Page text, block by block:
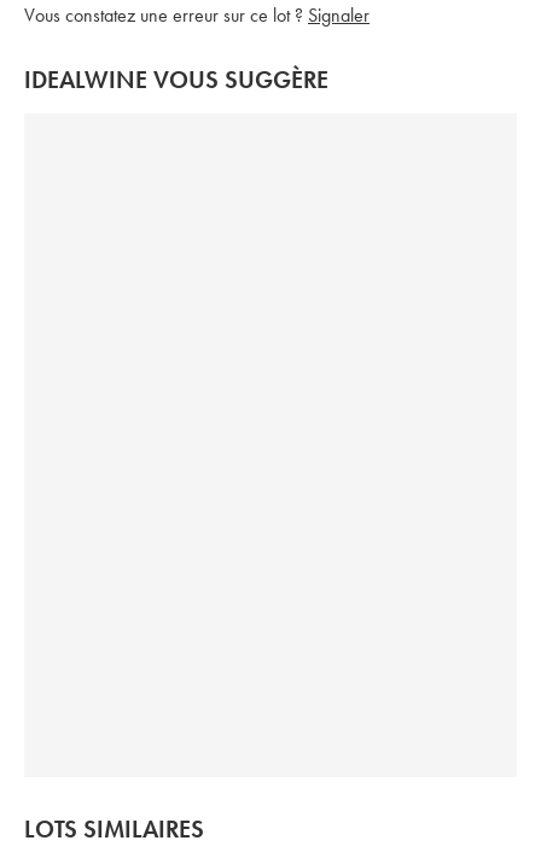
Vous constatez une erreur sur ce lot ? Signaler
IDEALWINE VOUS SUGGÈRE
LOTS SIMILAIRES